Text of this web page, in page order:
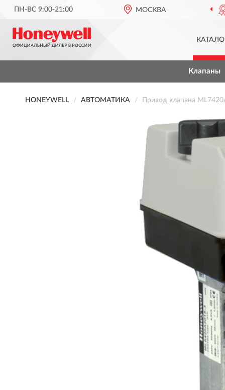
ПН-ВС 9:00-21:00 МОСКВА
ОФИЦИАЛЬНЫЙ ДИЛЕР
КАТАЛОГ
Клапаны
HONEYWELL АВТОМАТИКА Привод клапана